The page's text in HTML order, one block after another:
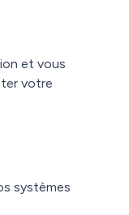
et vous
votre
systèmes